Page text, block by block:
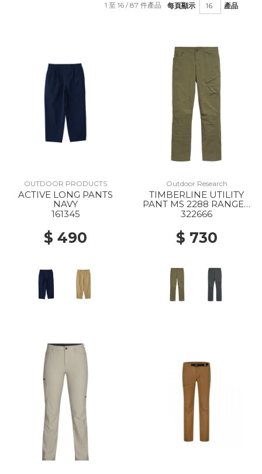
每頁顯示 產品
1 至 16 / 87 件產品
OUTDOOR PRODUCTS
ACTIVE LONG PANTS
NAVY
161345
$ 490
Outdoor Research
TIMBERLINE UTILITY
PANT MS 2288 RANGER
GREEN
322666
$ 730